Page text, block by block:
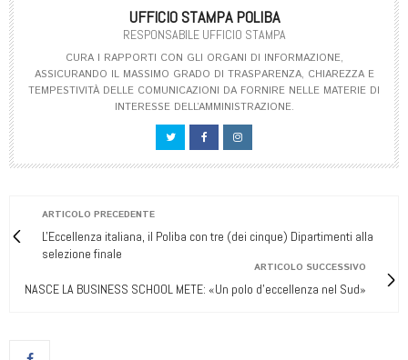
UFFICIO STAMPA POLIBA
RESPONSABILE UFFICIO STAMPA
CURA I RAPPORTI CON GLI ORGANI DI INFORMAZIONE,
ASSICURANDO IL MASSIMO GRADO DI TRASPARENZA, CHIAREZZA E
TEMPESTIVITÀ DELLE COMUNICAZIONI DA FORNIRE NELLE MATERIE DI
INTERESSE DELL’AMMINISTRAZIONE.
ARTICOLO PRECEDENTE
L'Eccellenza italiana, il Poliba con tre (dei cinque) Dipartimenti alla
selezione finale
ARTICOLO SUCCESSIVO
NASCE LA BUSINESS SCHOOL METE: «Un polo d'eccellenza nel Sud»